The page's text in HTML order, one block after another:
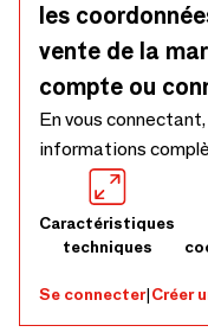
les
vente de la
compte ou
En vous
informations
Caractéristiques
techniques
Se connecter|Créer